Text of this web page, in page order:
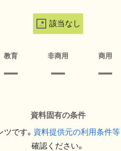
該当なし
教育 非商用 商用
資料固有の条件
です。 資料提供元の利用条件等
確認ください。